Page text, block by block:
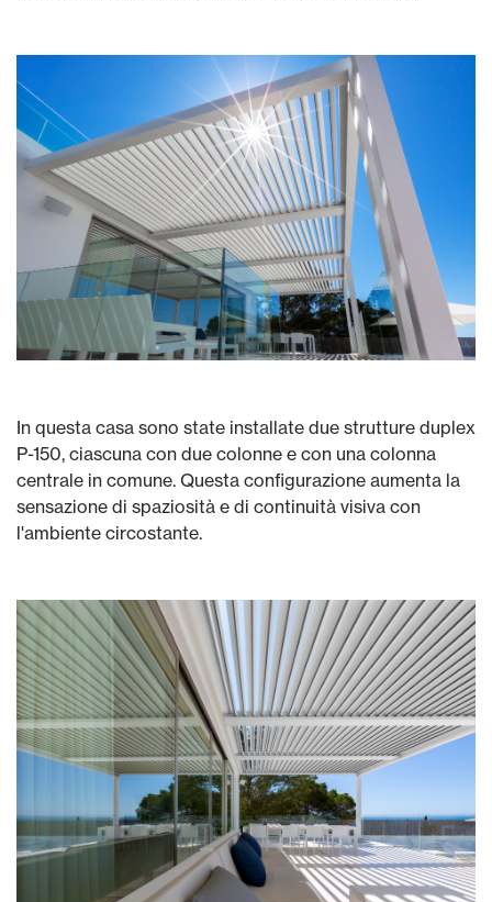
In questa casa sono state installate due strutture duplex
P-150, ciascuna con due colonne e con una colonna
centrale in comune. Questa configurazione aumenta la
sensazione di spaziosità e di continuità visiva con
l'ambiente circostante.